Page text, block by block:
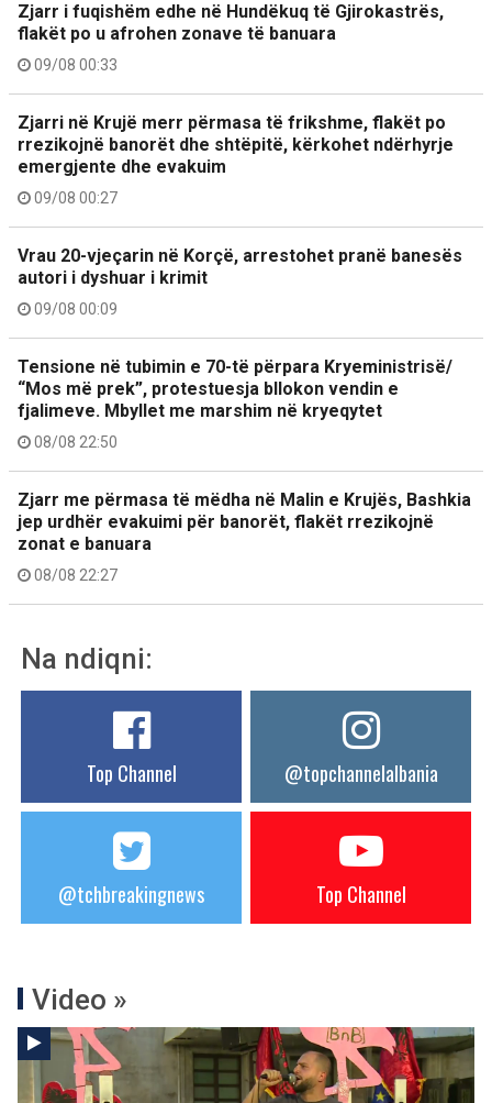
Zjarr i fuqishëm edhe në Hundëkuq të Gjirokastrës,
flakët po u afrohen zonave të banuara
09/08 00:33
Zjarri në Krujë merr përmasa të frikshme, flakët po
rrezikojnë banorët dhe shtëpitë, kërkohet ndërhyrje
emergjente dhe evakuim
09/08 00:27
Vrau 20-vjeçarin në Korçë, arrestohet pranë banesës
autori i dyshuar i krimit
09/08 00:09
Tensione në tubimin e 70-të përpara Kryeministrisë/
“Mos më prek”, protestuesja bllokon vendin e
fjalimeve. Mbyllet me marshim në kryeqytet
08/08 22:50
Zjarr me përmasa të mëdha në Malin e Krujës, Bashkia
jep urdhër evakuimi për banorët, flakët rrezikojnë
zonat e banuara
08/08 22:27
Na ndiqni:
Top Channel @topchannelalbania
@tchbreakingnews Top Channel
Video »